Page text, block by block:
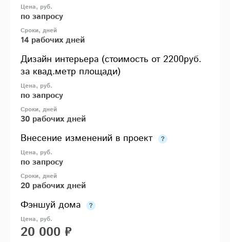
по запросу
14 рабочих дней
Дизайн интерьера (стоимость от 2200руб.
за квад.метр площади)
по запросу
30 рабочих дней
Внесение изменений в проект
по запросу
20 рабочих дней
Фэншуй дома
20 000 ₽